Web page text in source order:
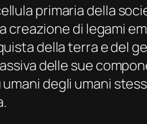
primaria della
creazione di legami
della terra e del
delle sue
degli umani